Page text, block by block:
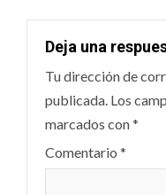
Deja una
Tu dirección de
publicada. Los
marcados con*
Comentario *